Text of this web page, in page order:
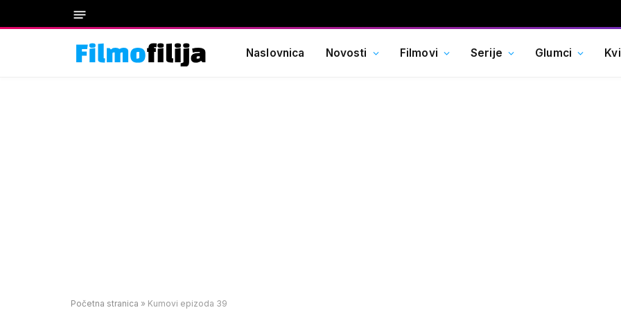
Naslovnica Novosti Filmovi Serije Glumci
Početna stranica » Kumovi epizoda 39